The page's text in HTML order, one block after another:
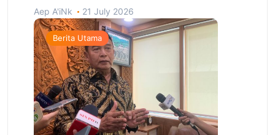
Aep A'iNk 21 July 2026
Berita Utama